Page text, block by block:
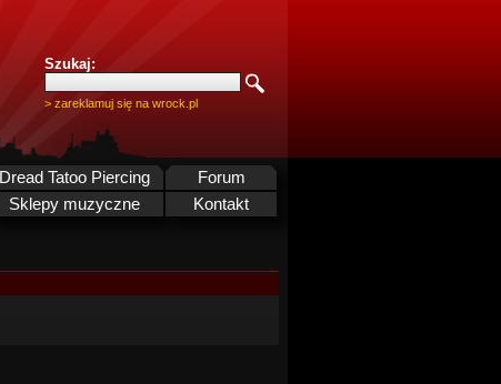
Szukaj:
> zareklamuj się na wrock.pl
Dread Tatoo Piercing
Forum
Sklepy muzyczne Kontakt